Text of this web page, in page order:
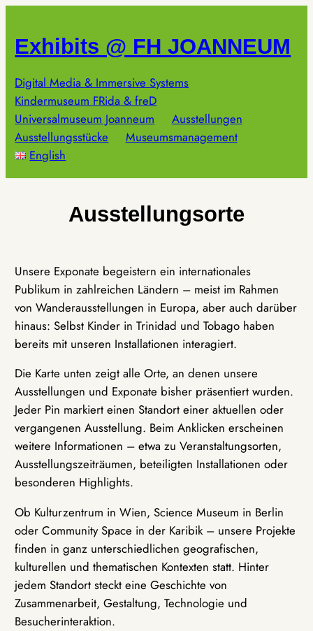
springen
Exhibits @ FH JOANNEUM
Digital Media & Immersive Systems
Kindermuseum FRida & freD
Universalmuseum Joanneum
Ausstellungen
Ausstellungsstücke
Museumsmanagement
English
Ausstellungsorte
Unsere Exponate begeistern ein internationales
Publikum in zahlreichen Ländern – meist im Rahmen
von Wanderausstellungen in Europa, aber auch darüber
hinaus: Selbst Kinder in Trinidad und Tobago haben
bereits mit unseren Installationen interagiert.
Die Karte unten zeigt alle Orte, an denen unsere
Ausstellungen und Exponate bisher präsentiert wurden.
Jeder Pin markiert einen Standort einer aktuellen oder
vergangenen Ausstellung. Beim Anklicken erscheinen
weitere Informationen – etwa zu Veranstaltungsorten,
Ausstellungszeiträumen, beteiligten Installationen oder
besonderen Highlights.
Ob Kulturzentrum in Wien, Science Museum in Berlin
oder Community Space in der Karibik – unsere Projekte
finden in ganz unterschiedlichen geografischen,
kulturellen und thematischen Kontexten statt. Hinter
jedem Standort steckt eine Geschichte von
Zusammenarbeit, Gestaltung, Technologie und
Besucherinteraktion.